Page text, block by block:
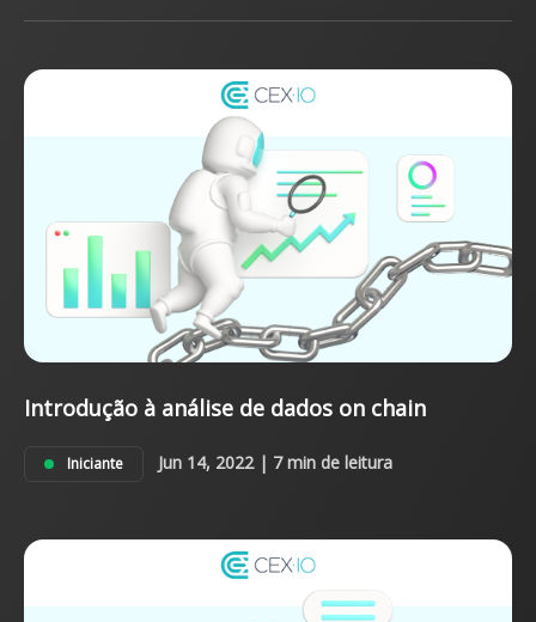
Introdução à análise de dados on chain
Iniciante Jun 14, 2022 | 7 min de leitura